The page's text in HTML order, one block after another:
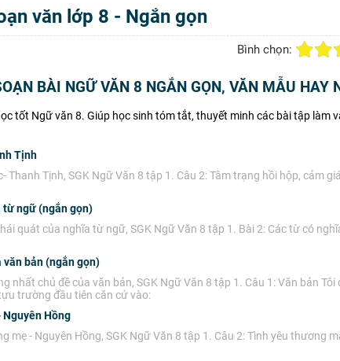
văn lớp 8 - Ngắn gọn
Bình chọn:
BÀI NGỮ VĂN 8 NGẮN GỌN, VĂN MẪU HAY
tốt Ngữ văn 8. Giúp học sinh tóm tắt, thuyết minh các bài tập làm
Tịnh
Thanh Tịnh, SGK Ngữ Văn 8 tập 1. Câu 2: Tâm trạng hồi hộp, cảm
từ ngữ (ngắn gọn)
quát của nghĩa từ ngữ, SGK Ngữ Văn 8 tập 1. Bài 2: Các từ có
bản (ngắn gọn)
nhất chủ đề của văn bản, SGK Ngữ Văn 8 tập 1. Câu 1: Văn bản Tôi
trường đầu tiên căn cứ vào:
Hồng
mẹ - Nguyên Hồng, SGK Ngữ Văn 8 tập 1. Câu 2: Tình yêu thương